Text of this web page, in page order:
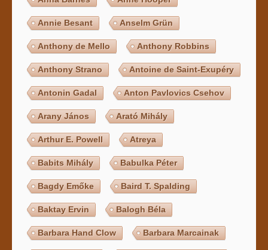
Annie Besant Anselm Grün
Anthony de Mello Anthony Robbins
Anthony Strano Antoine de Saint-Exupéry
Antonin Gadal Anton Pavlovics Csehov
Arany János Arató Mihály
Arthur E. Powell Atreya
Babits Mihály Babulka Péter
Bagdy Emőke Baird T. Spalding
Baktay Ervin Balogh Béla
Barbara Hand Clow Barbara Marcainak